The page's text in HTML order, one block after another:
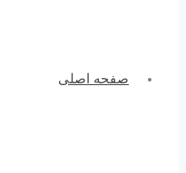
صفحه اصلی